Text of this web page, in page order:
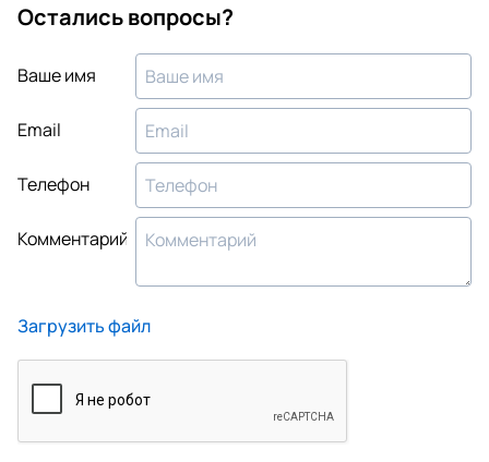
Остались вопросы?
Ваше имя
Email
Телефон
Комментарий
Загрузить файл